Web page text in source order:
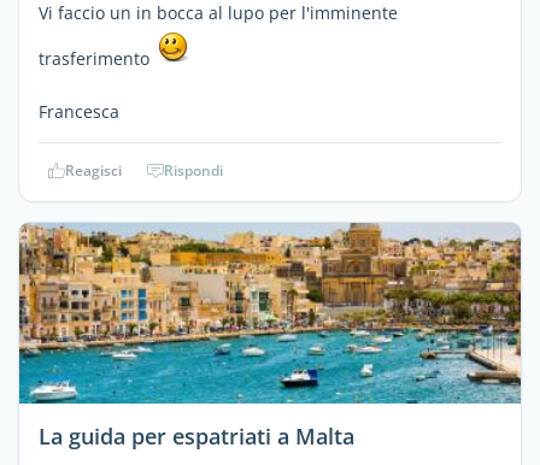
Vi faccio un in bocca al lupo per l'imminente
trasferimento
Francesca
Reagisci Rispondi
La guida per espatriati a Malta